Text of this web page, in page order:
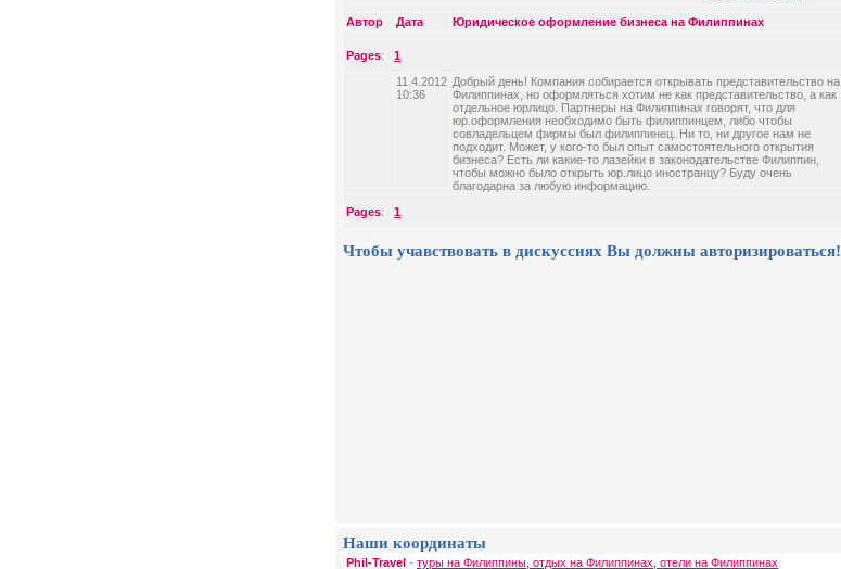
Автор Дата Юридическое оформление бизнеса на Филиппинах
Pages: 1
11.4.2012
10:36
Добрый день! Компания собирается открывать представительство на
Филиппинах, но оформляться хотим не как представительство, а как
отдельное юрлицо. Партнеры на Филиппинах говорят, что для
юр.оформления необходимо быть филиппинцем, либо чтобы
совладельцем фирмы был филиппинец. Ни то, ни другое нам не
подходит. Может, у кого-то был опыт самостоятельного открытия
бизнеса? Есть ли какие-то лазейки в законодательстве Филиппин,
чтобы можно было открыть юр.лицо иностранцу? Буду очень
благодарна за любую информацию.
Pages: 1
Чтобы учавствовать в дискуссиях Вы должны авторизироваться!
Наши координаты
Phil-Travel - туры на Филиппины, отдых на Филиппинах, отели на Филиппинах